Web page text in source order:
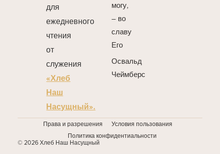
для
ежедневного
чтения
от
служения
«Хлеб
Наш
Насущный».
могу,
– во
славу
Его
Освальд
Чеймберс
Права и разрешения
Условия пользования
Политика конфидентиальности
© 2026 Хлеб Наш Насущный